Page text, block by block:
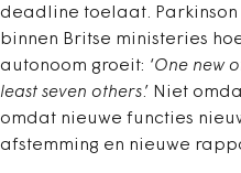
deadline toelaat.
binnen Britse ministeries
autonoom groeit: ‘One new
least seven others.’ Niet
omdat nieuwe functies
afstemming en nieuwe